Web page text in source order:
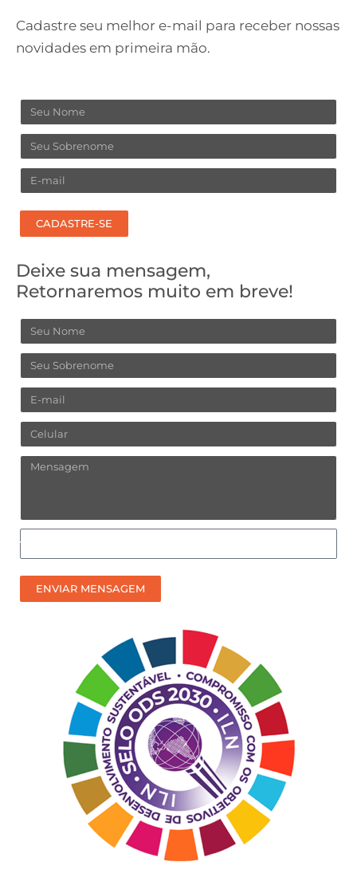
Cadastre seu melhor e-mail para receber nossas
novidades em primeira mão.
Nome
Sobrenome
Email
CADASTRE-SE
Deixe sua mensagem,
Retornaremos muito em breve!
Nome
Sobrenome
Email
Celular
Mensagem
Como
prefere
receber
nosso
ENVIAR MENSAGEM